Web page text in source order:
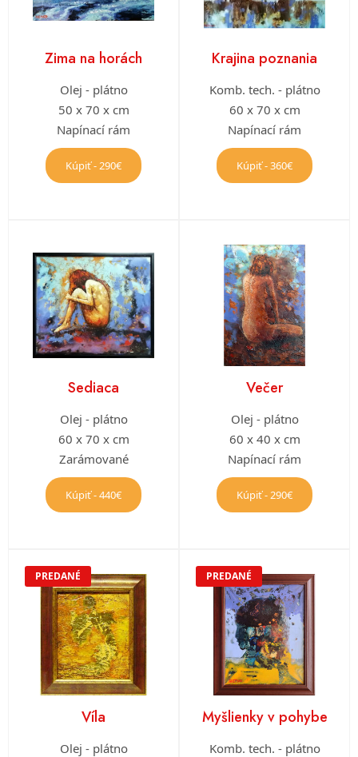
Zima na horách
Olej - plátno
50 x 70 x cm
Napínací rám
Kúpiť - 290€
Krajina poznania
Komb. tech. - plátno
60 x 70 x cm
Napínací rám
Kúpiť - 360€
Sediaca
Olej - plátno
60 x 70 x cm
Zarámované
Kúpiť - 440€
Večer
Olej - plátno
60 x 40 x cm
Napínací rám
Kúpiť - 290€
PREDANÉ
Víla
Olej - plátno
PREDANÉ
Myšlienky v pohybe
Komb. tech. - plátno